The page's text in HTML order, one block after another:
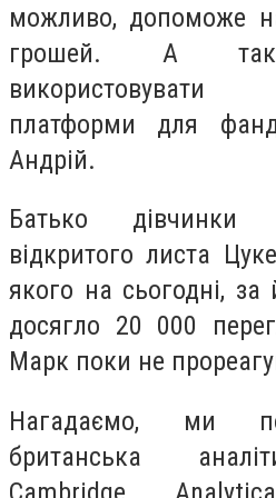
можливо, допоможе
грошей. А так
використовувати
платформи для
Андрій.
Батько дівчинки
відкритого листа
якого на сьогодні,
досягло 20 000
Марк поки не
Нагадаємо, ми
британська